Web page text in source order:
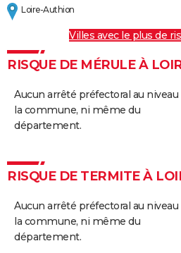
Loire-Authion
Villes avec le plus de
RISQUE DE MÉRULE À
Aucun arrêté préfectoral au niveau
la commune, ni même du
département.
RISQUE DE TERMITE À
Aucun arrêté préfectoral au niveau
la commune, ni même du
département.